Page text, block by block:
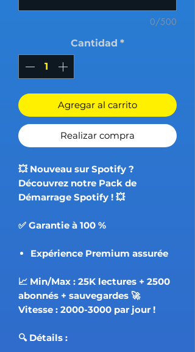
0/500
Cantidad *
Agregar al carrito
Realizar compra
💥 Nouveau sur Spotify ?
Découvrez notre Pack de
Démarrage Spotify ! 💥
✅ Garantie à 100 %
Expérience Premium assurée
📈 Min/Max : 25K lectures + 2500
abonnés + sauvegardes 🚀
Vitesse : 2000-3000 par jour !
🔍 Détails :